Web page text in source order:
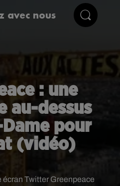
avec nous
: une
au-dessus
pour
(vidéo)
écran Twitter Greenpeace